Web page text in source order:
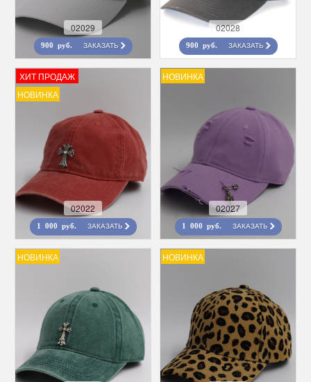
02029
900 руб. ЗАКАЗАТЬ
02028
900 руб. ЗАКАЗАТЬ
ХИТ ПРОДАЖ
НОВИНКА
02022
1 000 руб. ЗАКАЗАТЬ
НОВИНКА
02027
1 000 руб. ЗАКАЗАТЬ
НОВИНКА НОВИНКА